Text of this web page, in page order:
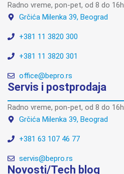
Radno vreme, pon-pet, od 8 do 16h
Grčića Milenka 39, Beograd
+381 11 3820 300
+381 11 3820 301
office@bepro.rs
Servis i postprodaja
Radno vreme, pon-pet, od 8 do 16h
Grčića Milenka 39, Beograd
+381 63 107 46 77
servis@bepro.rs
Novosti/Tech blog